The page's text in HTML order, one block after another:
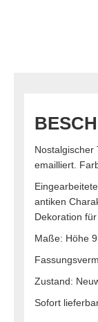
Nostalgischer
emailliert.
antiken
Dekoration
Maße: Höhe
Zustand:
Sofort